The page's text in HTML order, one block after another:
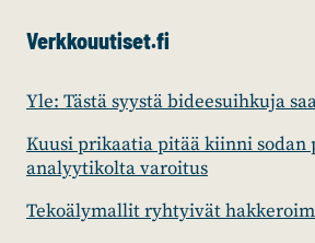
Verkkouutiset.fi
Yle: Tästä syystä bideesuihkuja
Kuusi prikaatia pitää kiinni sodan
analyytikolta varoitus
Tekoälymallit ryhtyivät